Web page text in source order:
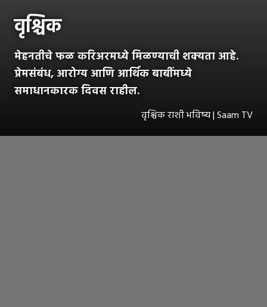
वृश्चिक
मेहनतीचे फळ करिअरमध्ये मिळण्याची शक्यता आहे.
प्रेमसंबंध, आरोग्य आणि आर्थिक बाबींमध्ये
समाधानकारक दिवस राहील.
वृश्चिक राशी भविष्य | Saam TV